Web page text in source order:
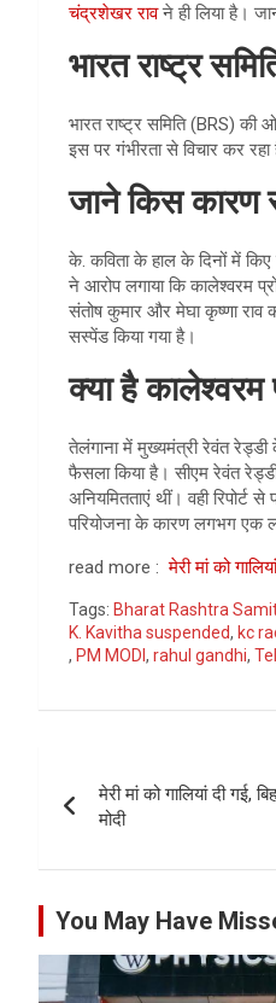
चंद्रशेखर रावने ही लिया है।
भारत राष्ट्र
भारत राष्ट्र समिति (BRS) की
इस पर गंभीरता से विचार कर
जाने किस कारण
के. कविता के हाल के दिनों में
ने आरोप लगाया कि कालेश्वरम
संतोष कुमार और मेघा कृष्णा
सस्पेंड किया गया है।
क्या है कालेश्वरम
तेलंगाना में मुख्यमंत्री रेवंत रेड्डी
फैसला किया है। सीएम रेवंत
अनियमितताएं थीं। वही रिपोर्ट
परियोजना के कारण लगभग एक
read more :मेरी मां को
Tags: Bharat Rashtra
K. Kavitha suspended, kc
, PM MODI , rahul gandhi,
navigation
मेरी मां को गालियां दी गई,
मोदी
You May Have